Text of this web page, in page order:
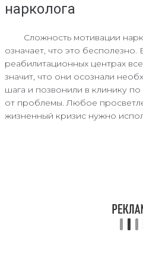
нарколога
Сложность мотивации
означает, что это бесполезно.
реабилитационных центрах
значит, что они осознали
шага и позвонили в клинику
от проблемы. Любое
жизненный кризис нужно